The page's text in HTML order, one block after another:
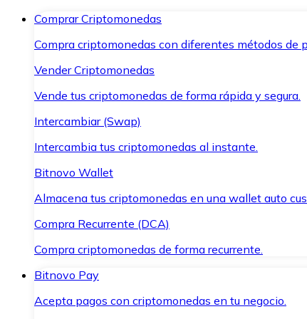
Comprar Criptomonedas
Compra criptomonedas con diferentes métodos de
Vender Criptomonedas
Vende tus criptomonedas de forma rápida y segura.
Intercambiar (Swap)
Intercambia tus criptomonedas al instante.
Bitnovo Wallet
Almacena tus criptomonedas en una wallet auto
Compra Recurrente (DCA)
Compra criptomonedas de forma recurrente.
Bitnovo Pay
Acepta pagos con criptomonedas en tu negocio.